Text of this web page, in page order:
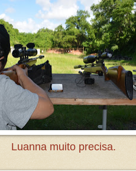
Luanna muito precisa.